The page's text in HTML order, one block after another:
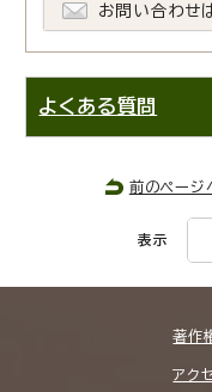
お問い合わせ
よくある質問
前のページ
表示
著作
アク